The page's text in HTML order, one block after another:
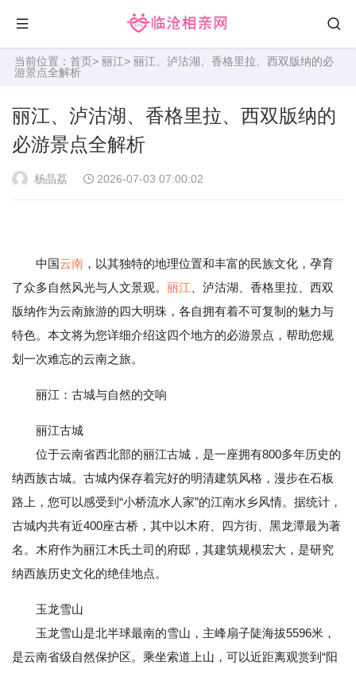
当前位置： 首页> 丽江> 丽江、泸沽湖、香格里拉、西双版纳的必
游景点全解析
丽江、泸沽湖、香格里拉、西双版纳的
必游景点全解析
杨晶荔 2026-07-03 07:00:02
中国云南 ，以其独特的地理位置和丰富的民族文化，孕育
了众多自然风光与人文景观。 丽江 、泸沽湖、香格里拉、西双
版纳作为云南旅游的四大明珠，各自拥有着不可复制的魅力与
特色。本文将为您详细介绍这四个地方的必游景点，帮助您规
划一次难忘的云南之旅。
丽江：古城与自然的交响
丽江古城
位于云南省西北部的丽江古城，是一座拥有800多年历史的
纳西族古城。古城内保存着完好的明清建筑风格，漫步在石板
路上，您可以感受到“小桥流水人家”的江南水乡风情。据统计，
古城内共有近400座古桥，其中以木府、四方街、黑龙潭最为著
名。木府作为丽江木氏土司的府邸，其建筑规模宏大，是研究
纳西族历史文化的绝佳地点。
玉龙雪山
玉龙雪山是北半球最南的雪山，主峰扇子陡海拔5596米，
是云南省级自然保护区。乘坐索道上山，可以近距离观赏到“阳